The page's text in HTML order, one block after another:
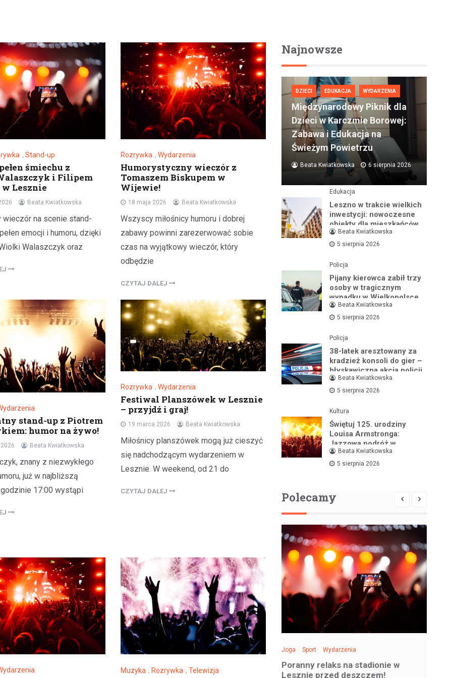
,Stand-up
śmiechu z
i Filipem
Lesznie
Beata Kwiatkowska
wieczór na scenie stand-
emocji i humoru, dzięki
Walaszczyk oraz
Rozrywka , Wydarzenia
Humorystyczny wieczór z
Tomaszem Biskupem w
Wijewie!
18 maja 2026 Beata Kwiatkowska
Wszyscy miłośnicy humoru i dobrej
zabawy powinni zarezerwować sobie
czas na wyjątkowy wieczór, który
odbędzie
CZYTAJ DALEJ
stand-up z Piotrem
humor na żywo!
Beata Kwiatkowska
znany z niezwykłego
już w najbliższą
17:00 wystąpi
Rozrywka , Wydarzenia
Festiwal Planszówek w Lesznie
– przyjdź i graj!
19 marca 2026 Beata Kwiatkowska
Miłośnicy planszówek mogą już cieszyć
się nadchodzącym wydarzeniem w
Lesznie. W weekend, od 21 do
CZYTAJ DALEJ
Muzyka , Rozrywka , Telewizja
Najnowsze
DZIECI EDUKACJA WYDARZENIA
Międzynarodowy Piknik dla
Dzieci w Karczmie Borowej:
Zabawa i Edukacja na
Świeżym Powietrzu
Beata Kwiatkowska 6 sierpnia 2026
Edukacja
Leszno w trakcie wielkich
inwestycji: nowoczesne
obiekty dla mieszkańców
na lata
Beata Kwiatkowska
5 sierpnia 2026
Policja
Pijany kierowca zabił trzy
osoby w tragicznym
wypadku w Wielkopolsce
Beata Kwiatkowska
5 sierpnia 2026
Policja
38-latek aresztowany za
kradzież konsoli do gier –
błyskawiczna akcja policji
Beata Kwiatkowska
5 sierpnia 2026
Kultura
Świętuj 125. urodziny
Louisa Armstronga:
Jazzowa podróż w
Bibliotece Jazzu
Beata Kwiatkowska
5 sierpnia 2026
Polecamy
Kultura Wydarzenia
deski na Skateplazie już w sobotę!
Joga Sport Wydarzenia
Poranny relaks na stadionie w
Lesznie przed deszczem!